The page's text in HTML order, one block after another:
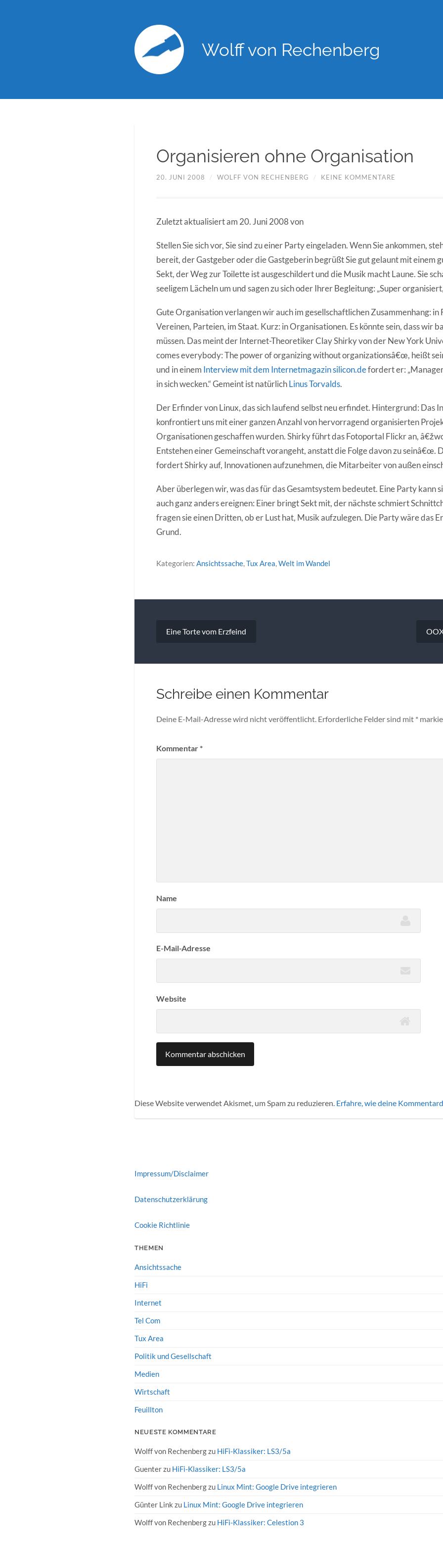
Wolff von Rechenberg
Organisieren ohne Organisation
20. JUNI 2008 / WOLFF VON RECHENBERG / KEINE KOMMENTARE
Zuletzt aktualisiert am 20. Juni 2008 von
Stellen Sie sich vor, Sie sind zu einer Party eingeladen. Wenn Sie ankommen,
bereit, der Gastgeber oder die Gastgeberin begrüßt Sie gut gelaunt mit einem
Sekt, der Weg zur Toilette ist ausgeschildert und die Musik macht Laune. Sie
seeligem Lächeln um und sagen zu sich oder Ihrer Begleitung: „Super
Gute Organisation verlangen wir auch im gesellschaftlichen Zusammenhang: in
Vereinen, Parteien, im Staat. Kurz: in Organisationen. Es könnte sein, dass wir
müssen. Das meint der Internet-Theoretiker Clay Shirky von der New York
comes everybody: The power of organizing without organizationsâ€œ, heißt
und in einem Interview mit dem Internetmagazin silicon.defordert er:
in sich wecken.“ Gemeint ist natürlichLinus Torvalds.
Der Erfinder von Linux, das sich laufend selbst neu erfindet. Hintergrund: Das
konfrontiert uns mit einer ganzen Anzahl von hervorragend organisierten
Organisationen geschaffen wurden. Shirky führt das Fotoportal Flickr an,
Entstehen einer Gemeinschaft vorangeht, anstatt die Folge davon zu seinâ€œ.
fordert Shirky auf, Innovationen aufzunehmen, die Mitarbeiter von außen
Aber überlegen wir, was das für das Gesamtsystem bedeutet. Eine Party kann
auch ganz anders ereignen: Einer bringt Sekt mit, der nächste schmiert
fragen sie einen Dritten, ob er Lust hat, Musik aufzulegen. Die Party wäre das
Grund.
Kategorien: Ansichtssache,Tux Area,Welt im Wandel
Eine Torte vom Erzfeind
Schreibe einen Kommentar
Deine E-Mail-Adresse wird nicht veröffentlicht. Erforderliche Felder sind mit *
Kommentar*
Name
E-Mail-Adresse
Website
Diese Website verwendet Akismet, um Spam zu reduzieren. Erfahre, wie deine
Impressum/Disclaimer
Datenschutzerklärung
Cookie Richtlinie
THEMEN
Ansichtssache
HiFi
Internet
Tel Com
Tux Area
Politik und Gesellschaft
Medien
Wirtschaft
Feuillton
NEUESTE KOMMENTARE
Wolff von Rechenbergzu HiFi-Klassiker: LS3/5a
Guenterzu HiFi-Klassiker: LS3/5a
Wolff von Rechenbergzu Linux Mint: Google Drive integrieren
Günter Link zu Linux Mint: Google Drive integrieren
Wolff von Rechenbergzu HiFi-Klassiker: Celestion 3